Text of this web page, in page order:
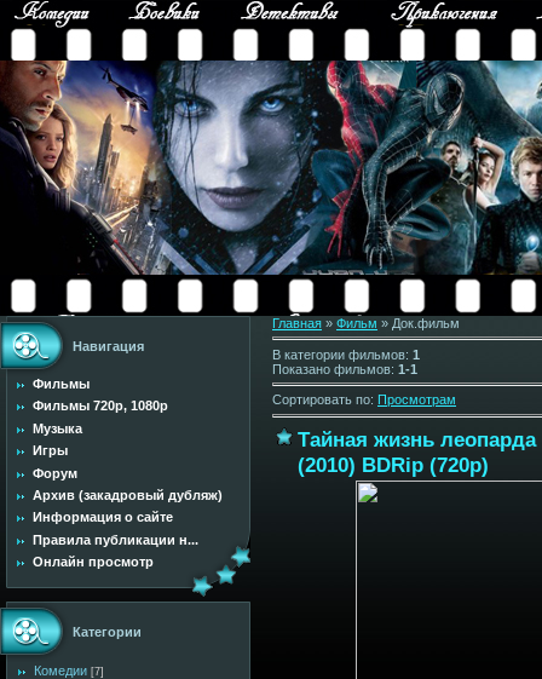
Навигация
Фильмы
Фильмы 720p, 1080p
Музыка
Игры
Форум
Архив (закадровый дубляж)
Информация о сайте
Правила публикации н...
Онлайн просмотр
Категории
Комедии [7]
Главная » Фильм » Док.фильм
В категории фильмов: 1
Показано фильмов: 1-1
Сортировать по: Просмотрам
Тайная жизнь
(2010) BDRip (720p)